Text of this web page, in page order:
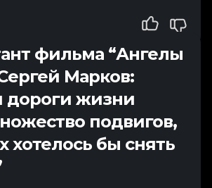
фильма “Ангелы
Марков:
дороги жизни
подвигов,
хотелось бы снять